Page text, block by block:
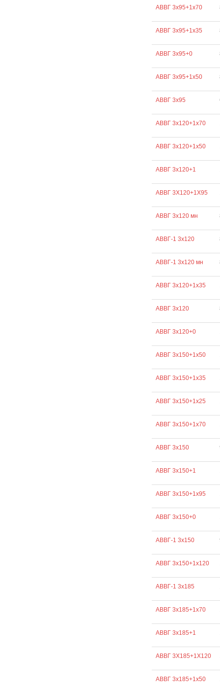
АВВГ 3х95+1х70
АВВГ 3х95+1х35
АВВГ 3х95+0
АВВГ 3х95+1х50
АВВГ 3х95
АВВГ 3х120+1х70
АВВГ 3х120+1х50
АВВГ 3х120+1
АВВГ 3Х120+1Х95
АВВГ 3х120 мн
АВВГ-1 3х120
АВВГ-1 3х120 мн
АВВГ 3х120+1х35
АВВГ 3х120
АВВГ 3х120+0
АВВГ 3х150+1х50
АВВГ 3х150+1х35
АВВГ 3х150+1х25
АВВГ 3х150+1х70
АВВГ 3х150
АВВГ 3х150+1
АВВГ 3х150+1х95
АВВГ 3х150+0
АВВГ-1 3х150
АВВГ 3х150+1х120
АВВГ-1 3х185
АВВГ 3х185+1х70
АВВГ 3х185+1
АВВГ 3Х185+1Х120
АВВГ 3х185+1х50